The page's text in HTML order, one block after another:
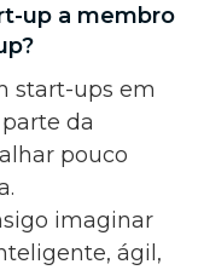
up a membro
start-ups em
da
pouco
imaginar
ágil,